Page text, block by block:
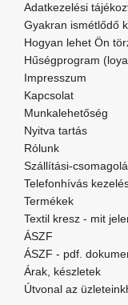
Adatkezelési
Gyakran ismétlődő
Hogyan lehet Ön
Hűségprogram
Impresszum
Kapcsolat
Munkalehetőség
Nyitva tartás
Rólunk
Szállítási-
Telefonhívás
Termékek
Textil kresz - mit
ÁSZF
ÁSZF - pdf.
Árak, készletek
Útvonal az